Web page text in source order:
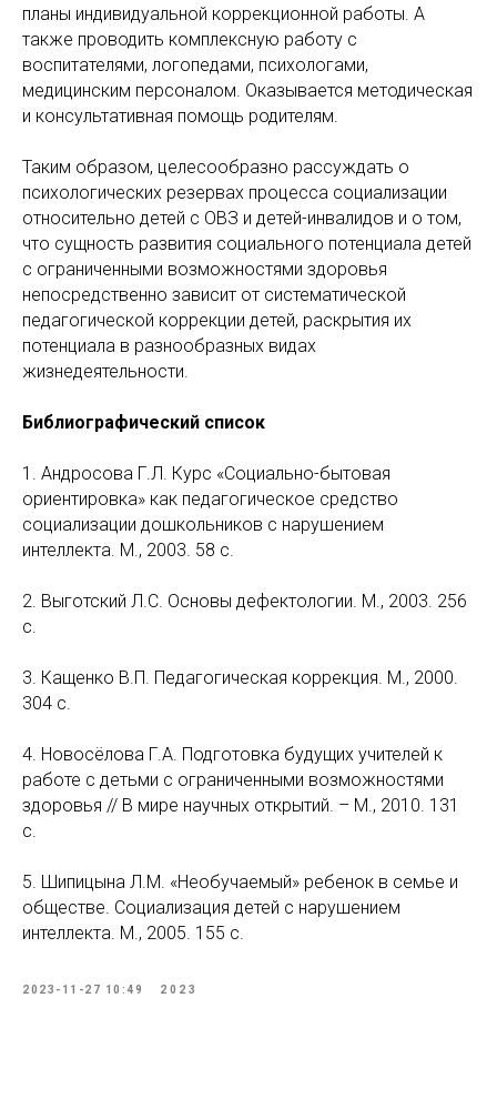
планы индивидуальной коррекционной работы. А
также проводить комплексную работу с
воспитателями, логопедами, психологами,
медицинским персоналом. Оказывается методическая
и консультативная помощь родителям.
Таким образом, целесообразно рассуждать о
психологических резервах процесса социализации
относительно детей с ОВЗ и детей-инвалидов и о том,
что сущность развития социального потенциала детей
с ограниченными возможностями здоровья
непосредственно зависит от систематической
педагогической коррекции детей, раскрытия их
потенциала в разнообразных видах
жизнедеятельности.
Библиографический список
1. Андросова Г.Л. Курс «Социально-бытовая
ориентировка» как педагогическое средство
социализации дошкольников с нарушением
интеллекта. М., 2003. 58 с.
2. Выготский Л.С. Основы дефектологии. М., 2003. 256
с.
3. Кащенко В.П. Педагогическая коррекция. М., 2000.
304 с.
4. Новосёлова Г.А. Подготовка будущих учителей к
работе с детьми с ограниченными возможностями
здоровья // В мире научных открытий. – М., 2010. 131
с.
5. Шипицына Л.М. «Необучаемый» ребенок в семье и
обществе. Социализация детей с нарушением
интеллекта. М., 2005. 155 с.
2023-11-27 10:49 2023